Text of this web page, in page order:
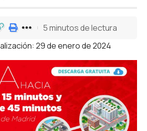
29 de enero de 2024
5 minutos de lectura